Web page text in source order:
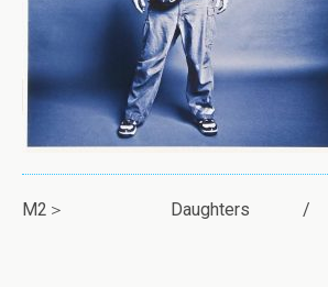
M2＞ Daughters / ジョ